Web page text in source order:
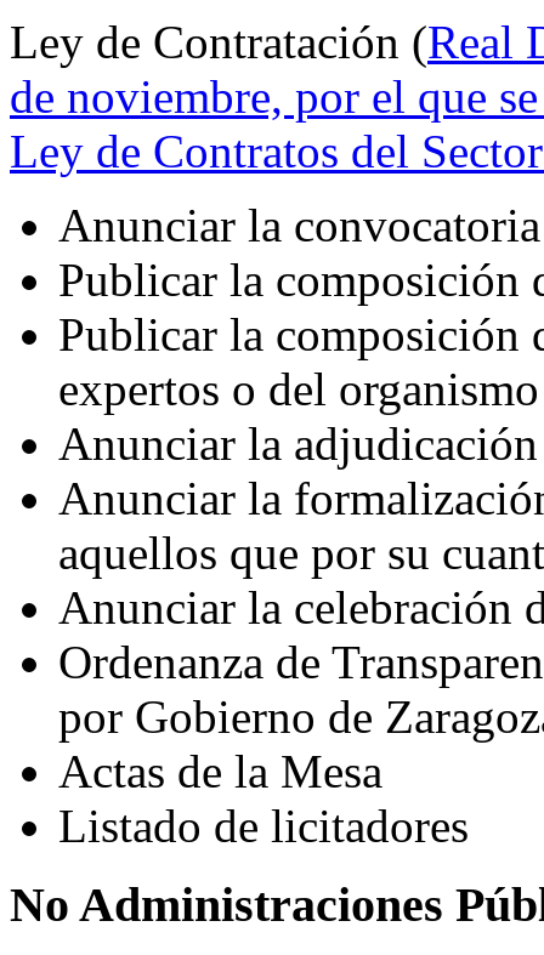
Ley de Contratación (Real
de noviembre, por el que
Ley de Contratos del
Anunciar la
Publicar la composición
Publicar la composición
expertos o del
Anunciar la
Anunciar la
aquellos que por su
Anunciar la celebración
Ordenanza de
por Gobierno de
Actas de la Mesa
Listado de licitadores
No Administraciones